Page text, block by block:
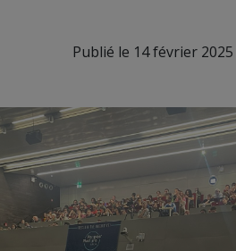
Publié le 14 février